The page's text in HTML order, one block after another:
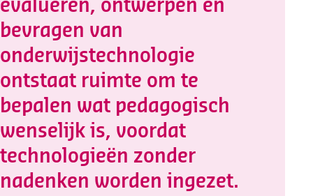
evalueren, ontwerpen en
bevragen van
onderwijstechnologie
ontstaat ruimte om te
bepalen wat pedagogisch
wenselijk is, voordat
technologieën zonder
nadenken worden ingezet.